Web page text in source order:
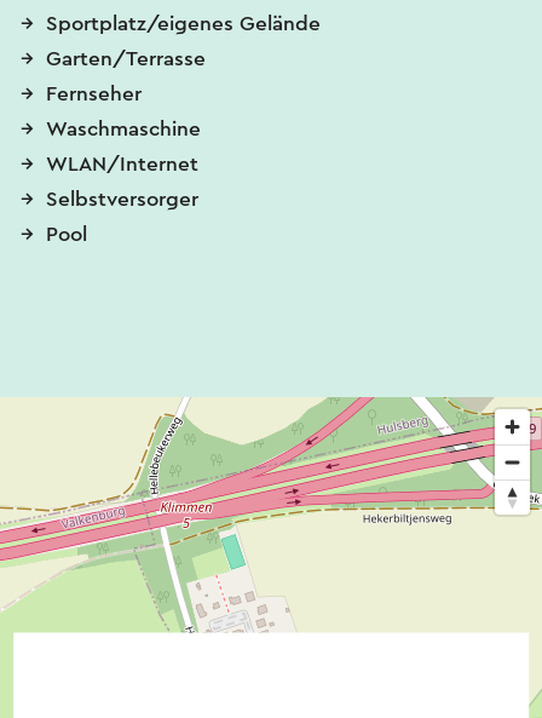
Sportplatz/eigenes Gelände
Garten/Terrasse
Fernseher
Waschmaschine
WLAN/Internet
Selbstversorger
Pool